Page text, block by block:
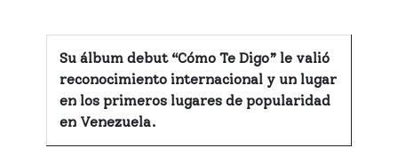
Su álbum debut “Cómo Te Digo” le valió
reconocimiento internacional y un lugar
en los primeros lugares de popularidad
en Venezuela.